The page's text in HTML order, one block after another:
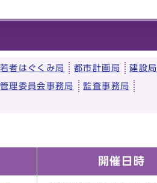
者はぐくみ局 都市計画局 建設局
理委員会事務局 監査事務局
開催日時